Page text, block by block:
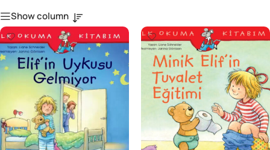
Show column